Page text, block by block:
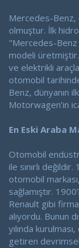
Mercedes-Benz,
olmuştur. İlk
"Mercedes-Benz
modeli
ve elektrikli
otomobil
Benz, dünyanın
Motorwagen’in
En Eski Araba
Otomobil
ile sınırlı
otomobil
sağlamıştır.
Renault gibi
alıyordu. Bunun
yılında
getiren